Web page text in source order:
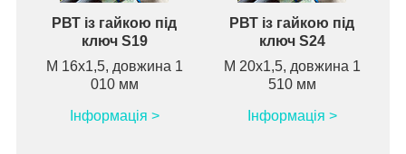
РВТ із гайкою під
ключ S19
М 16х1,5, довжина 1
010 мм
Інформація >
РВТ із гайкою під
ключ S24
М 20х1,5, довжина 1
510 мм
Інформація >